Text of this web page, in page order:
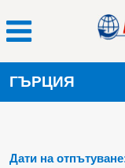
ГЪРЦИЯ
Дати на